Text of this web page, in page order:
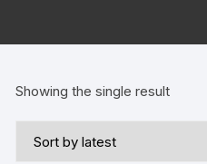
Showing the single result